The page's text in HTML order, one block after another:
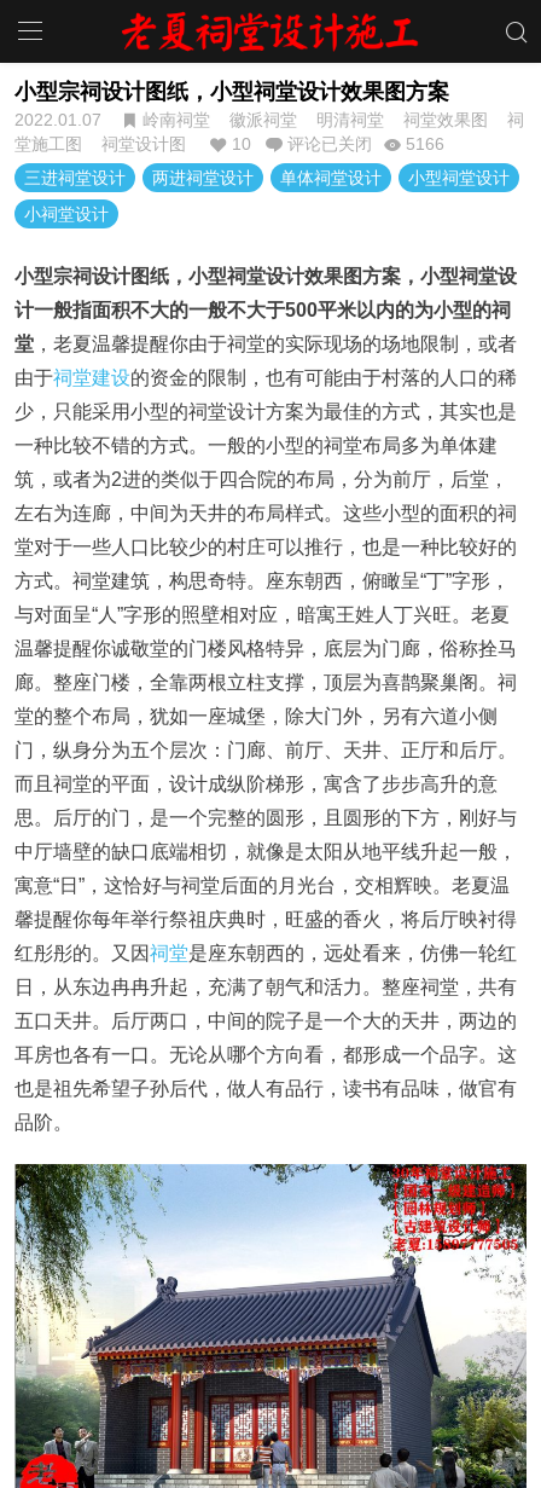
小型宗祠设计图纸，小型祠堂设计效果图方案
2022.01.07 岭南祠堂 徽派祠堂 明清祠堂 祠堂效果图
祠
堂施工图
祠堂设计图 10 评论已关闭
5166
三进祠堂设计
两进祠堂设计 单体祠堂设计
小型祠堂设计
小祠堂设计
小型宗祠设计图纸，小型祠堂设计效果图方案，小型祠堂设
计一般指面积不大的一般不大于500平米以内的为小型的祠
堂 ，老夏温馨提醒你由于祠堂的实际现场的场地限制，或者
由于祠堂建设的资金的限制，也有可能由于村落的人口的稀
少，只能采用小型的祠堂设计方案为最佳的方式，其实也是
一种比较不错的方式。一般的小型的祠堂布局多为单体建
筑，或者为2进的类似于四合院的布局，分为前厅，后堂，
左右为连廊，中间为天井的布局样式。这些小型的面积的祠
堂对于一些人口比较少的村庄可以推行，也是一种比较好的
方式。祠堂建筑，构思奇特。座东朝西，俯瞰呈“丁”字形，
与对面呈“人”字形的照壁相对应，暗寓王姓人丁兴旺。老夏
温馨提醒你诚敬堂的门楼风格特异，底层为门廊，俗称拴马
廊。整座门楼，全靠两根立柱支撑，顶层为喜鹊聚巢阁。祠
堂的整个布局，犹如一座城堡，除大门外，另有六道小侧
门，纵身分为五个层次：门廊、前厅、天井、正厅和后厅。
而且祠堂的平面，设计成纵阶梯形，寓含了步步高升的意
思。后厅的门，是一个完整的圆形，且圆形的下方，刚好与
中厅墙壁的缺口底端相切，就像是太阳从地平线升起一般，
寓意“日”，这恰好与祠堂后面的月光台，交相辉映。老夏温
馨提醒你每年举行祭祖庆典时，旺盛的香火，将后厅映衬得
红彤彤的。又因祠堂是座东朝西的，远处看来，仿佛一轮红
日，从东边冉冉升起，充满了朝气和活力。整座祠堂，共有
五口天井。后厅两口，中间的院子是一个大的天井，两边的
耳房也各有一口。无论从哪个方向看，都形成一个品字。这
也是祖先希望子孙后代，做人有品行，读书有品味，做官有
品阶。